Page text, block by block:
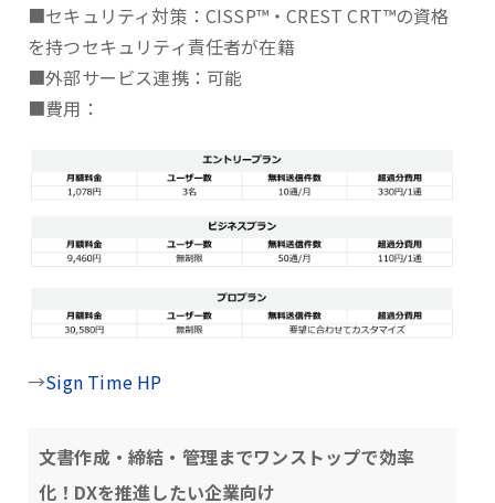
■セキュリティ対策：CISSP™・CREST CRT™の資格
を持つセキュリティ責任者が在籍
■外部サービス連携：可能
■費用：
→Sign Time HP
文書作成・締結・管理までワンストップで効率
化！DXを推進したい企業向け